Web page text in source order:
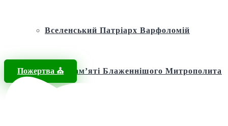
Вселенський Патріарх Варфоломій
Фонд пам’яті Блаженнішого Митрополита
Пожертва ⛪️